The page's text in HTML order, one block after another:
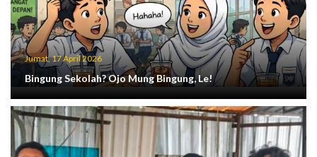
Jumat, 17 April 2026
Bingung Sekolah? Ojo Mung Bingung, Le!